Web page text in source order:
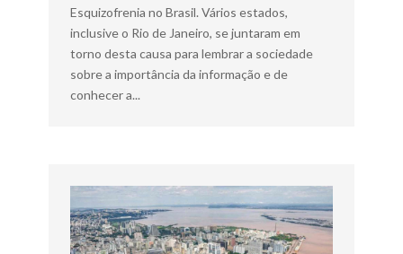
Esquizofrenia no Brasil. Vários estados,
inclusive o Rio de Janeiro, se juntaram em
torno desta causa para lembrar a sociedade
sobre a importância da informação e de
conhecer a...